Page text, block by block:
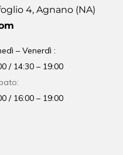
4, Agnano (NA)
– Venerdì :
/ 14:30 – 19:00
/ 16:00 – 19:00